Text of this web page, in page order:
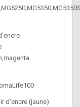
d'encre (jaune)